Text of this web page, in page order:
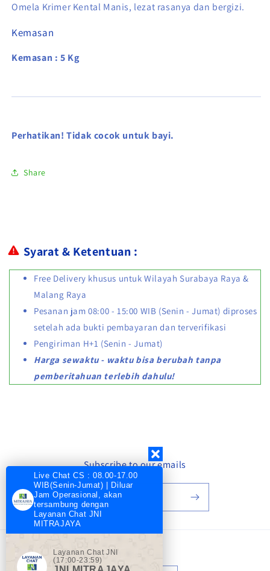
Omela Krimer Kental Manis, lezat rasanya dan bergizi.
Kemasan
Kemasan : 5 Kg
Perhatikan! Tidak cocok untuk bayi.
Share
Syarat & Ketentuan :
Free Delivery khusus untuk Wilayah Surabaya Raya &
Malang Raya
Pesanan jam 08:00 - 15:00 WIB (Senin - Jumat) diproses
setelah ada bukti pembayaran dan terverifikasi
Pengiriman H+1 (Senin - Jumat)
Harga sewaktu - waktu bisa berubah tanpa
pemberitahuan terlebih dahulu!
Subscribe to our emails
Email
Language
Live Chat CS : 08.00-17.00
WIB(Senin-Jumat) | Diluar
Jam Operasional, akan
tersambung dengan
Layanan Chat JNI
MITRAJAYA
Layanan Chat JNI
(17:00-23:59)